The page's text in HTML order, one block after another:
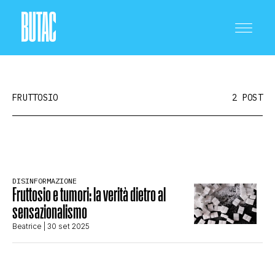
SCIENZA E TECNOLOGIA
SALUTE E MEDICINA
FRUTTOSIO 2 POST
DISINFORMAZIONE
Fruttosio e tumori: la verità dietro al
sensazionalismo
Beatrice | 30 set 2025